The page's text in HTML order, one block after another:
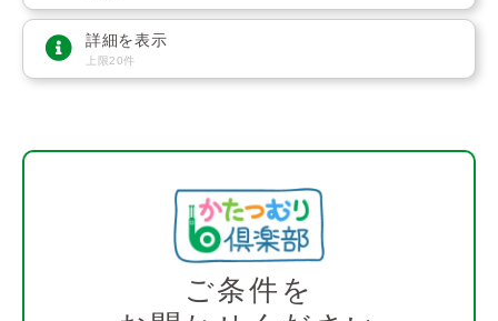
詳細を表示
上限20件
ご条件を